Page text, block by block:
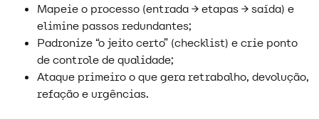
Mapeie o processo (entrada → etapas → saída) e
elimine passos redundantes;
Padronize “o jeito certo” (checklist) e crie ponto
de controle de qualidade;
Ataque primeiro o que gera retrabalho, devolução,
refação e urgências.